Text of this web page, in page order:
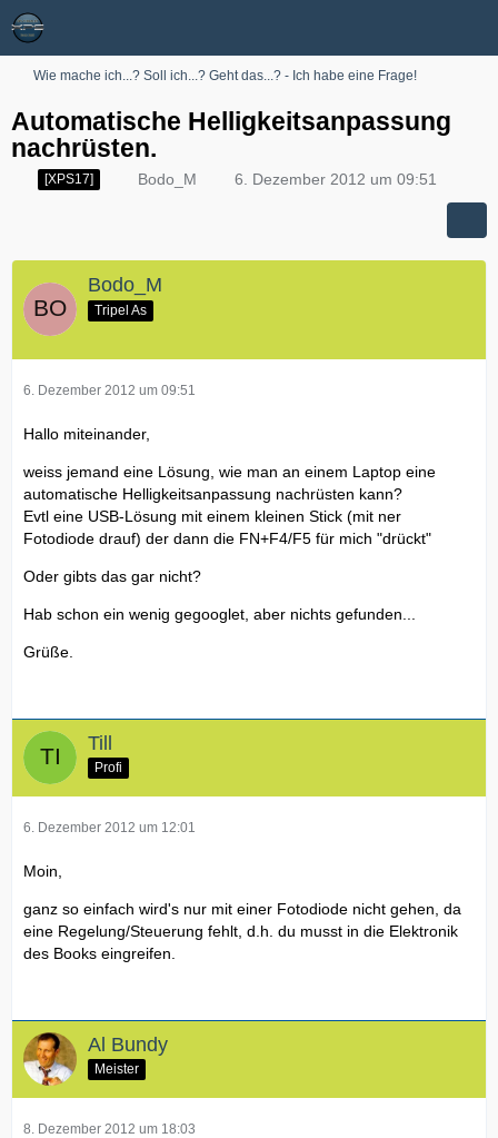
Wie mache ich...? Soll ich...? Geht das...? - Ich habe eine Frage!
Automatische Helligkeitsanpassung
nachrüsten.
[XPS17] Bodo_M 6. Dezember 2012 um 09:51
Bodo_M
Tripel As
6. Dezember 2012 um 09:51
Hallo miteinander,
weiss jemand eine Lösung, wie man an einem Laptop eine
automatische Helligkeitsanpassung nachrüsten kann?
Evtl eine USB-Lösung mit einem kleinen Stick (mit ner
Fotodiode drauf) der dann die FN+F4/F5 für mich "drückt"
Oder gibts das gar nicht?
Hab schon ein wenig gegooglet, aber nichts gefunden...
Grüße.
Till
Profi
6. Dezember 2012 um 12:01
Moin,
ganz so einfach wird's nur mit einer Fotodiode nicht gehen, da
eine Regelung/Steuerung fehlt, d.h. du musst in die Elektronik
des Books eingreifen.
Al Bundy
Meister
8. Dezember 2012 um 18:03